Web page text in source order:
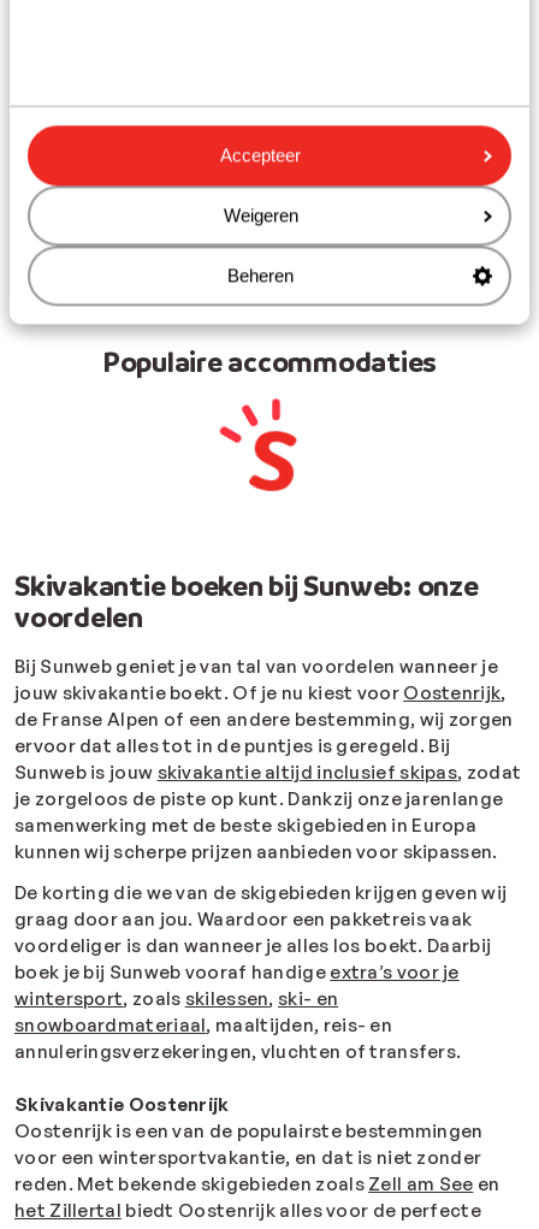
Accepteer
Weigeren
Beheren
Saalbach
Val Thorens
Populaire accommodaties​
Skivakantie boeken bij Sunweb: onze
voordelen
Bij Sunweb geniet je van tal van voordelen wanneer je
jouw skivakantie boekt. Of je nu kiest voor Oostenrijk,
de Franse Alpen of een andere bestemming, wij zorgen
ervoor dat alles tot in de puntjes is geregeld. Bij
Sunweb is jouw skivakantie altijd inclusief skipas, zodat
je zorgeloos de piste op kunt. Dankzij onze jarenlange
samenwerking met de beste skigebieden in Europa
kunnen wij scherpe prijzen aanbieden voor skipassen.
De korting die we van de skigebieden krijgen geven wij
graag door aan jou. Waardoor een pakketreis vaak
voordeliger is dan wanneer je alles los boekt. Daarbij
boek je bij Sunweb vooraf handige extra’s voor je
wintersport, zoals skilessen,ski- en
snowboardmateriaal, maaltijden, reis- en
annuleringsverzekeringen, vluchten of transfers.
Skivakantie Oostenrijk
Oostenrijk is een van de populairste bestemmingen
voor een wintersportvakantie, en dat is niet zonder
reden. Met bekende skigebieden zoals Zell am See en
het Zillertal biedt Oostenrijk alles voor de perfecte